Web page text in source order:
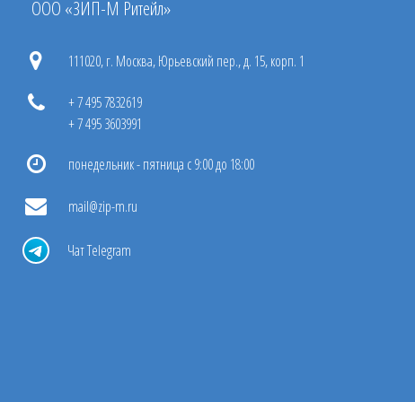
ООО «ЗИП-М Ритейл»
111020, г. Москва, Юрьевский пер., д. 15, корп. 1
+ 7 495 7832619
+ 7 495 3603991
понедельник - пятница с 9:00 до 18:00
mail@zip-m.ru
Чат Telegram